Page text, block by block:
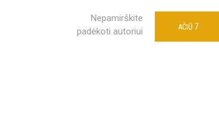
Nepamirškite
padėkoti autoriui
AČIŪ 7